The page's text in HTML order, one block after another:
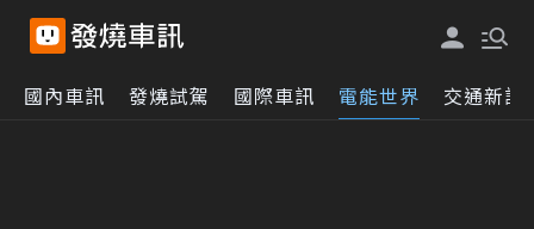
國內車訊 發燒試駕 國際車訊 電能世界 交通新訊